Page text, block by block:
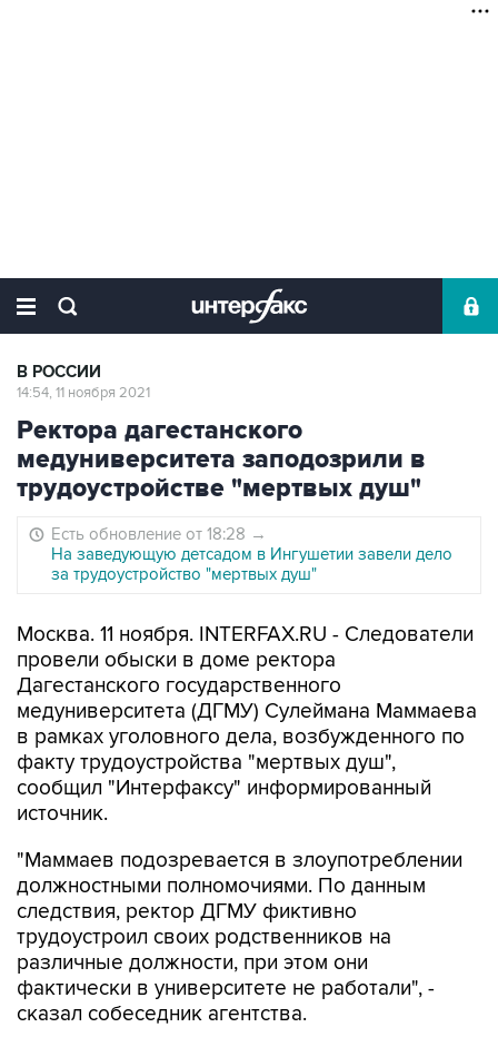
В РОССИИ
14:54, 11 ноября 2021
Ректора дагестанского
медуниверситета заподозрили в
трудоустройстве "мертвых душ"
Есть обновление от 18:28 →
На заведующую детсадом в Ингушетии завели дело
за трудоустройство "мертвых душ"
Москва. 11 ноября. INTERFAX.RU - Следователи
провели обыски в доме ректора
Дагестанского государственного
медуниверситета (ДГМУ) Сулеймана Маммаева
в рамках уголовного дела, возбужденного по
факту трудоустройства "мертвых душ",
сообщил "Интерфаксу" информированный
источник.
"Маммаев подозревается в злоупотреблении
должностными полномочиями. По данным
следствия, ректор ДГМУ фиктивно
трудоустроил своих родственников на
различные должности, при этом они
фактически в университете не работали", -
сказал собеседник агентства.